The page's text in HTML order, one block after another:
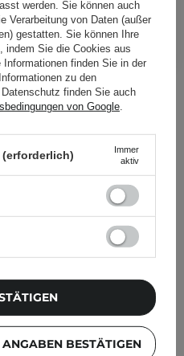
IN DEN WARENKORB
wurden von
geprüft
werden. Sie können auch
Verarbeitung von Daten (außer
gestatten. Sie können Ihre
indem Sie die Cookies aus
finden Sie in der
zu den
finden Sie auch
von Google
Immer
aktiv
BESTÄTIGEN